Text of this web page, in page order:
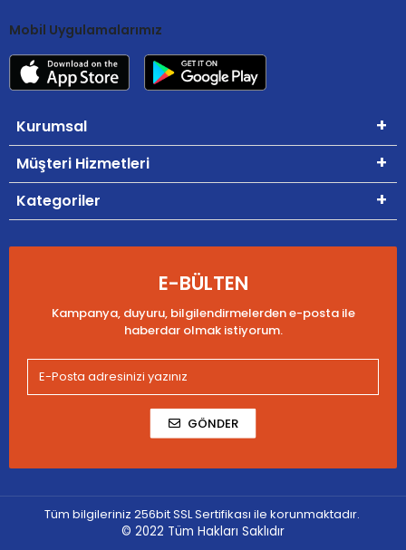
Mobil Uygulamalarımız
Kurumsal
Müşteri Hizmetleri
Kategoriler
E-BÜLTEN
Kampanya, duyuru, bilgilendirmelerden e-posta ile
haberdar olmak istiyorum.
GÖNDER
Tüm bilgileriniz 256bit SSL Sertifikası ile korunmaktadır.
© 2022 Tüm Hakları Saklıdır